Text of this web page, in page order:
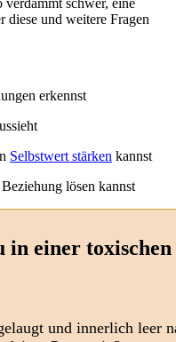
diese und weitere Fragen
erkennst
Selbstwert stärken kannst
lösen kannst
in einer toxischen
und innerlich leer